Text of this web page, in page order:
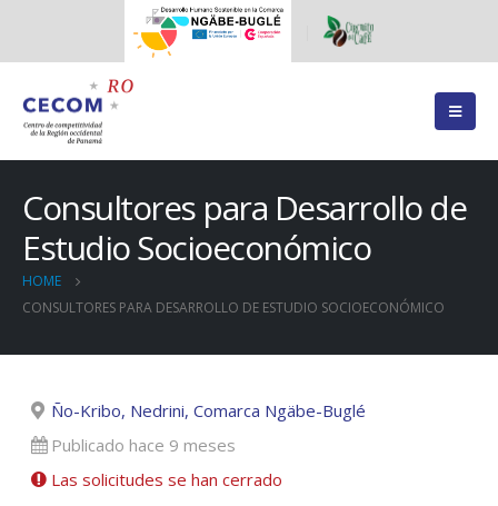
Consultores para Desarrollo de
Estudio Socioeconómico
HOME
CONSULTORES PARA DESARROLLO DE ESTUDIO SOCIOECONÓMICO
Ño-Kribo, Nedrini, Comarca Ngäbe-Buglé
Publicado hace 9 meses
Las solicitudes se han cerrado